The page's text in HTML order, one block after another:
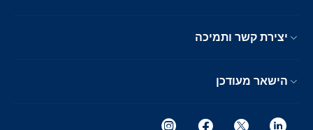
יצירת קשר ותמיכה
הישאר מעודכן